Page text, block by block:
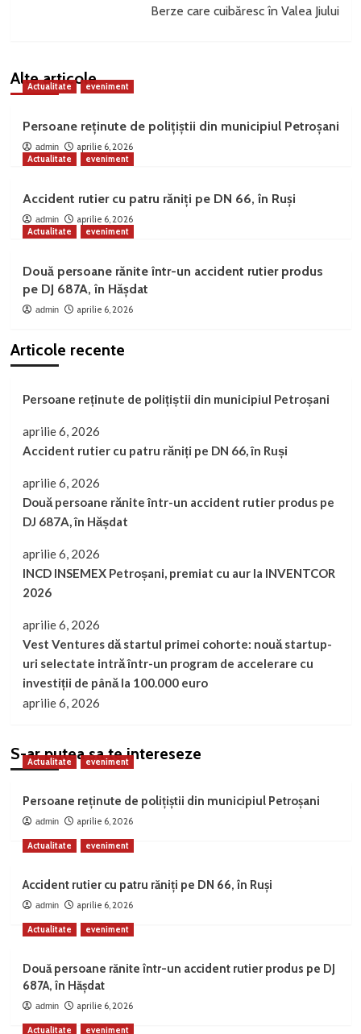
Berze care cuibăresc în Valea Jiului
Alte articole
Actualitate eveniment
Persoane reținute de polițiștii din municipiul Petroșani
admin
aprilie 6, 2026
Actualitate
eveniment
Accident rutier cu patru răniți pe DN 66, în Ruși
admin
aprilie 6, 2026
Actualitate
eveniment
Două persoane rănite într-un accident rutier produs
pe DJ 687A, în Hășdat
admin aprilie 6, 2026
Articole recente
Persoane reținute de polițiștii din municipiul Petroșani
aprilie 6, 2026
Accident rutier cu patru răniți pe DN 66, în Ruși
aprilie 6, 2026
Două persoane rănite într-un accident rutier produs pe
DJ 687A, în Hășdat
aprilie 6, 2026
INCD INSEMEX Petroșani, premiat cu aur la INVENTCOR
2026
aprilie 6, 2026
Vest Ventures dă startul primei cohorte: nouă startup-
uri selectate intră într-un program de accelerare cu
investiții de până la 100.000 euro
aprilie 6, 2026
S-ar putea sa te intereseze
Actualitate eveniment
Persoane reținute de polițiștii din municipiul Petroșani
admin aprilie 6, 2026
Actualitate eveniment
Accident rutier cu patru răniți pe DN 66, în Ruși
admin aprilie 6, 2026
Actualitate eveniment
Două persoane rănite într-un accident rutier produs pe DJ
687A, în Hășdat
admin aprilie 6, 2026
Actualitate eveniment